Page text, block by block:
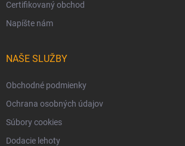
Certifikovaný obchod
Napíšte nám
NAŠE SLUŽBY
Obchodné podmienky
Ochrana osobných údajov
Súbory cookies
Dodacie lehoty